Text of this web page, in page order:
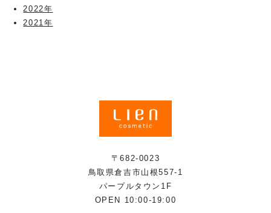
2022年
2021年
〒682-0023
鳥取県倉吉市山根557-1
パープルタウン1F
OPEN 10:00-19:00